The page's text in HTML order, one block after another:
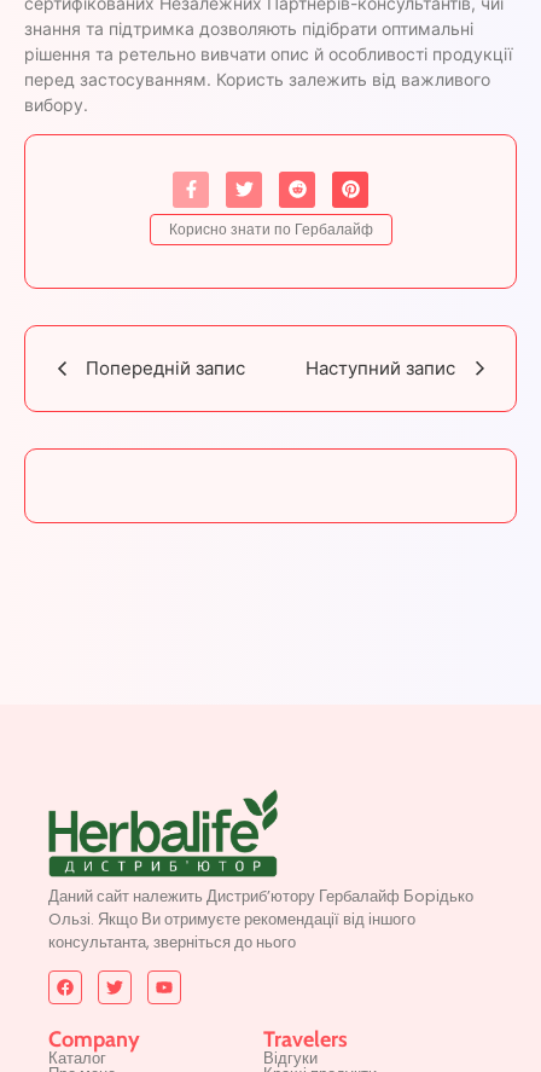
знання та підтримка дозволяють підібрати оптимальні
рішення та ретельно вивчати опис й особливості продукції
перед застосуванням. Користь залежить від важливого
вибору.
Корисно знати по Гербалайф
Попередній запис Наступний запис
Даний сайт належить Дистриб’ютору Гербалайф Бopідько
Oльзі. Якщо Ви отримуєте рекомендації від іншого
консультанта, зверніться до нього
Company
Каталог
Travelers
Відгуки